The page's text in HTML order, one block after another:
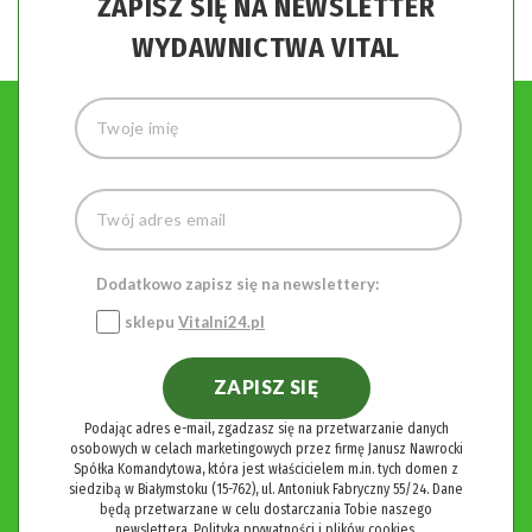
ZAPISZ SIĘ NA NEWSLETTER
WYDAWNICTWA VITAL
Dodatkowo zapisz się na newslettery:
sklepu Vitalni24.pl
ZAPISZ SIĘ
Podając adres e-mail, zgadzasz się na przetwarzanie danych
osobowych w celach marketingowych przez firmę Janusz Nawrocki
Spółka Komandytowa, która jest właścicielem m.in. tych domen z
siedzibą w Białymstoku (15-762), ul. Antoniuk Fabryczny 55/24. Dane
będą przetwarzane w celu dostarczania Tobie naszego